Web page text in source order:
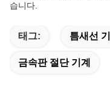
습니다.
태그: 틈새선 기
금속판 절단 기계